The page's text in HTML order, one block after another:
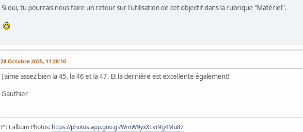
Si oui, tu pourrais nous faire un retour sur l'utilisation de cet objectif dans la rubrique "Matériel".
28 Octobre 2025, 11:28:10
J'aime assez bien la 45, la 46 et la 47. Et la dernière est excellente également!
Gauthier
P'tit album Photos: https://photos.app.goo.gl/WmW9yxXEvr9g4Mu87